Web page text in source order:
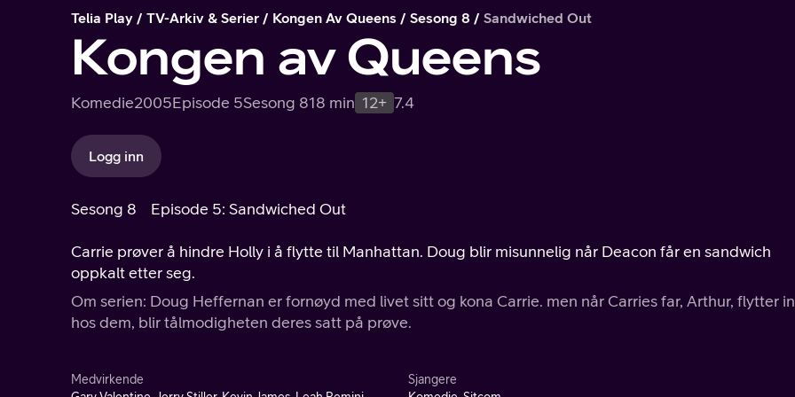
Telia Play TV-Arkiv & Serier Kongen Av Queens Sesong 8 Sandwiched Out
Kongen av Queens
Komedie2005Episode 5Sesong 818 min 12+ 7.4
Logg inn
Sesong 8 Episode 5: Sandwiched Out
Carrie prøver å hindre Holly i å flytte til Manhattan. Doug blir misunnelig når Deacon får en sandwich
oppkalt etter seg.
Om serien: Doug Heffernan er fornøyd med livet sitt og kona Carrie. men når Carries far, Arthur, flytter
hos dem, blir tålmodigheten deres satt på prøve.
Medvirkende
Sjangere